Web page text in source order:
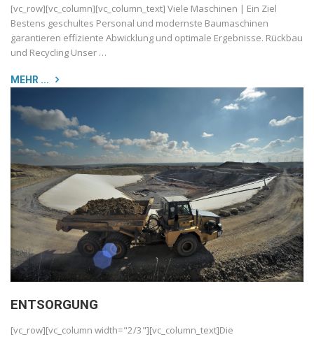
[vc_row][vc_column][vc_column_text] Viele Maschinen | Ein Ziel
Bestens geschultes Personal und modernste Baumaschinen
garantieren effiziente Abwicklung und optimale Ergebnisse. Rückbau
und Recycling Unser …
MEHR ...
ENTSORGUNG
[vc_row][vc_column width="2/3"][vc_column_text]Die